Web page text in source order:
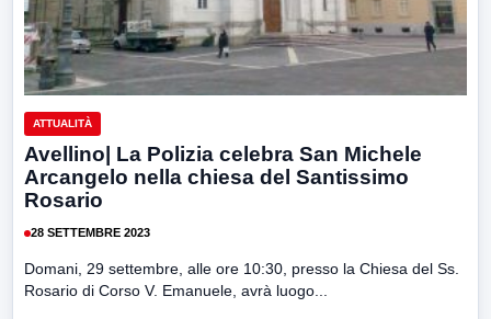
ATTUALITÀ
Avellino| La Polizia celebra San Michele
Arcangelo nella chiesa del Santissimo
Rosario
28 SETTEMBRE 2023
Domani, 29 settembre, alle ore 10:30, presso la Chiesa del Ss.
Rosario di Corso V. Emanuele, avrà luogo...